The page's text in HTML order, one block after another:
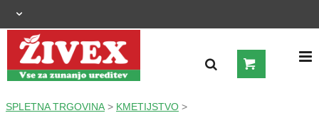
OGRAJNI SISTEMI
SPLETNA TRGOVINA > KMETIJSTVO >